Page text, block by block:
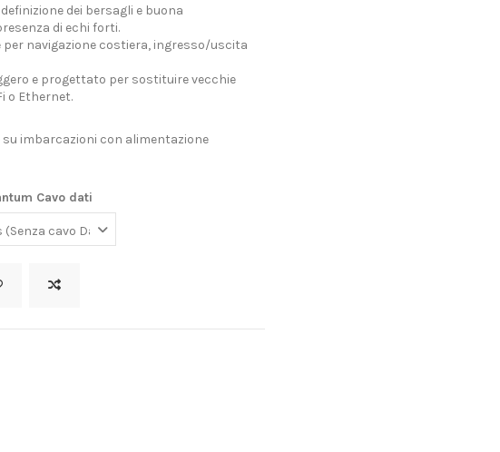
dei bersagli e buona
di echi forti.
navigazione costiera, ingresso/uscita
e progettato per sostituire vecchie
o Ethernet.
imbarcazioni con alimentazione
Cavo dati